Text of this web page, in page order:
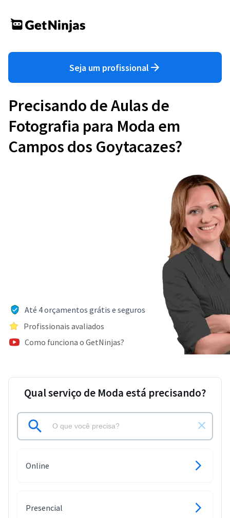
Seja um profissional
Precisando de Aulas de
Fotografia para Moda em
Campos dos Goytacazes?
Até 4 orçamentos grátis e seguros
Profissionais avaliados
Como funciona o GetNinjas?
Qual serviço de Moda está precisando?
Online
Presencial